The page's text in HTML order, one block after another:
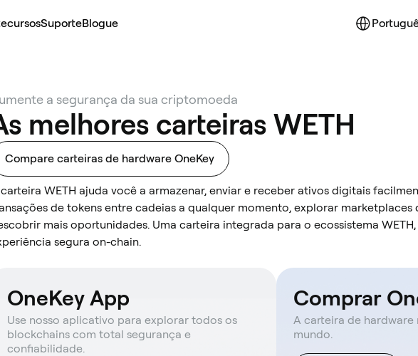
SuporteBlogue
a segurança da sua criptomoeda
melhores carteiras WETH
Compare carteiras de hardware OneKey
WETH ajuda você a armazenar, enviar e receber ativos digitais
de tokens entre cadeias a qualquer momento, explorar marketplaces
mais oportunidades. Uma carteira integrada para o ecossistema
segura on-chain.
OneKey App
Use nosso aplicativo para explorar todos os
blockchains com total segurança e
confiabilidade.
Comprar
A carteira de hardware
mundo.